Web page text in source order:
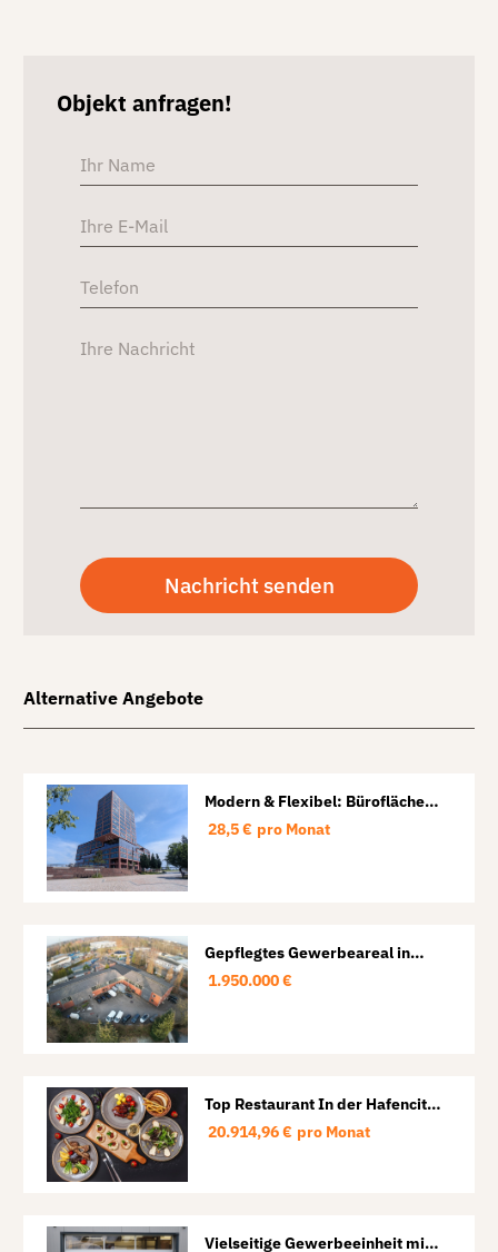
Objekt anfragen!
Alternative Angebote
Modern & Flexibel: Büroflächen
795 m²
28,5 € pro Monat
Gepflegtes Gewerbeareal in
Produktions-/Lagerhalle mit
1.950.000 €
Top Restaurant In der Hafencity
20.914,96 € pro Monat
Vielseitige Gewerbeeinheit mit